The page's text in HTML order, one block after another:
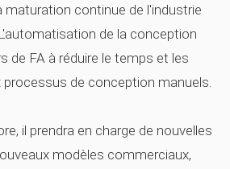
maturation continue de l'industrie
de la conception
de FA à réduire le temps et les
de conception manuels.
il prendra en charge de nouvelles
modèles commerciaux,